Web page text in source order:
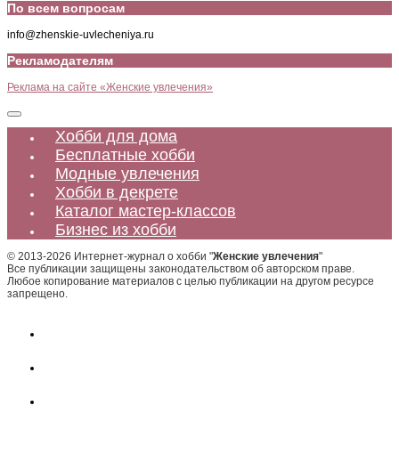
По всем вопросам
info@zhenskie-uvlecheniya.ru
Рекламодателям
Реклама на сайте «Женские увлечения»
Хобби для дома
Бесплатные хобби
Модные увлечения
Хобби в декрете
Каталог мастер-классов
Бизнес из хобби
© 2013-2026 Интернет-журнал о хобби "Женские увлечения"
Все публикации защищены законодательством об авторском праве.
Любое копирование материалов с целью публикации на другом ресурсе
запрещено.